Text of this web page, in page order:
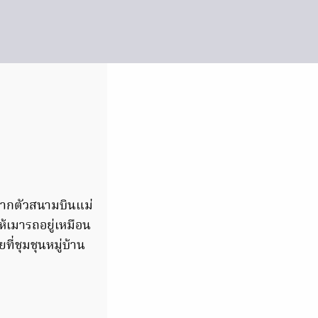
กตัวสนามบินแม่
มารถอยู่เหมือน
ที่ชุมชุนหมู่บ้าน